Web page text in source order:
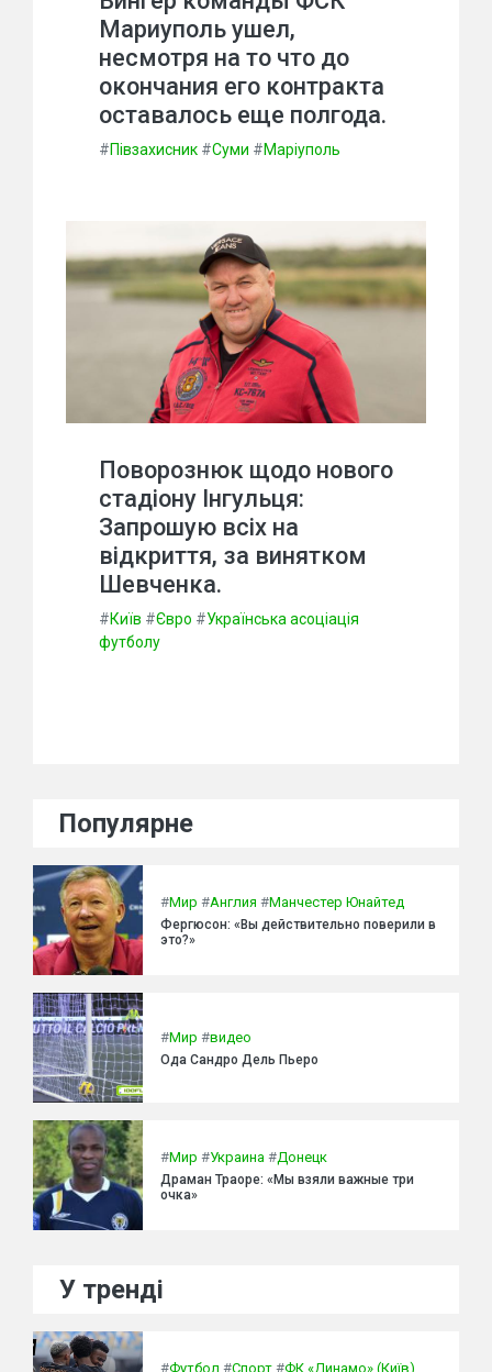
Мариуполь ушел,
несмотря на то что до
окончания его контракта
оставалось еще полгода.
#Півзахисник #Суми #Маріуполь
Поворознюк щодо нового
стадіону Інгульця:
Запрошую всіх на
відкриття, за винятком
Шевченка.
#Київ #Євро #Українська асоціація
футболу
Популярне
#Мир #Англия #Манчестер Юнайтед
Фергюсон: «Вы действительно поверили в
это?»
#Мир #видео
Ода Сандро Дель Пьеро
#Мир #Украина #Донецк
Драман Траоре: «Мы взяли важные три
очка»
У тренді
#Футбол #Спорт #ФК «Динамо» (Київ)